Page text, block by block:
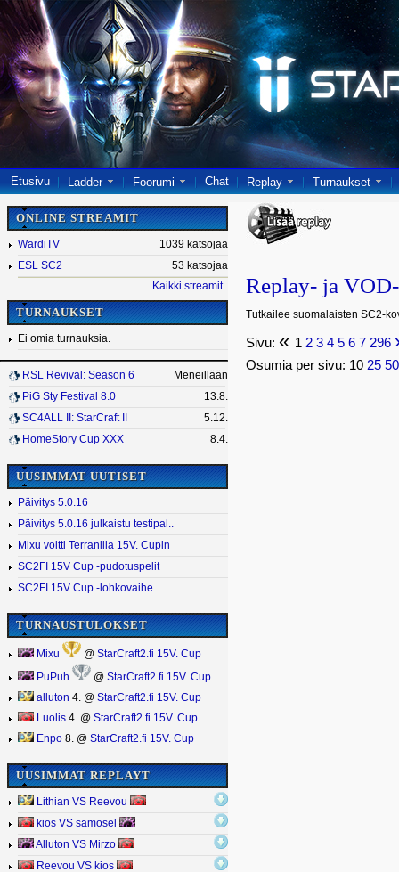
Etusivu Ladder Foorumi Chat Replay Turnaukset
ONLINE STREAMIT
WardiTV
1039 katsojaa
ESL SC2
53 katsojaa
Kaikki streamit
TURNAUKSET
Ei omia turnauksia.
RSL Revival: Season 6
Meneillään
PiG Sty Festival 8.0
13.8.
SC4ALL II: StarCraft II
5.12.
HomeStory Cup XXX
8.4.
UUSIMMAT UUTISET
Päivitys 5.0.16
Päivitys 5.0.16 julkaistu testipal..
Mixu voitti Terranilla 15V. Cupin
SC2FI 15V Cup -pudotuspelit
SC2FI 15V Cup -lohkovaihe
TURNAUSTULOKSET
Mixu @ StarCraft2.fi 15V. Cup
PuPuh @ StarCraft2.fi 15V. Cup
alluton 4. @ StarCraft2.fi 15V. Cup
Luolis 4. @ StarCraft2.fi 15V. Cup
Enpo 8. @ StarCraft2.fi 15V. Cup
UUSIMMAT REPLAYT
Lithian VS Reevou
kios VS samosel
Alluton VS Mirzo
Reevou VS kios
Replay- ja
Tutkailee suomalaisten SC2-
Sivu: « 1 2 3 4 5 6 7 296
Osumia per sivu: 10 25